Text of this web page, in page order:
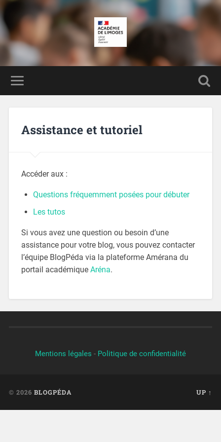
Assistance et tutoriel
Accéder aux :
Questions fréquemment posées pour débuter
Les tutos
Si vous avez une question ou besoin d’une
assistance pour votre blog, vous pouvez contacter
l’équipe BlogPéda via la plateforme Amérana du
portail académique Aréna.
Mentions légales - Politique de confidentialité
© 2026 BLOGPÉDA UP ↑